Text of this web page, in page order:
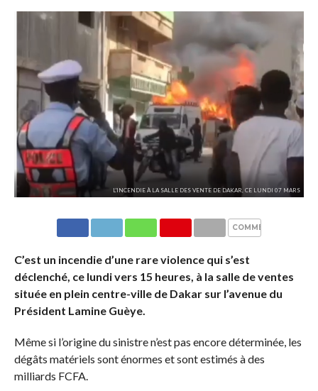
L'INCENDIE À LA SALLE DES VENTE DE DAKAR, CE LUNDI 07 MARS
COMMENTAIRES
C’est un incendie d’une rare violence qui s’est
déclenché, ce lundi vers 15 heures, à la salle de ventes
située en plein centre-ville de Dakar sur l’avenue du
Président Lamine Guèye.
Même si l’origine du sinistre n’est pas encore déterminée, les
dégâts matériels sont énormes et sont estimés à des
milliards FCFA.